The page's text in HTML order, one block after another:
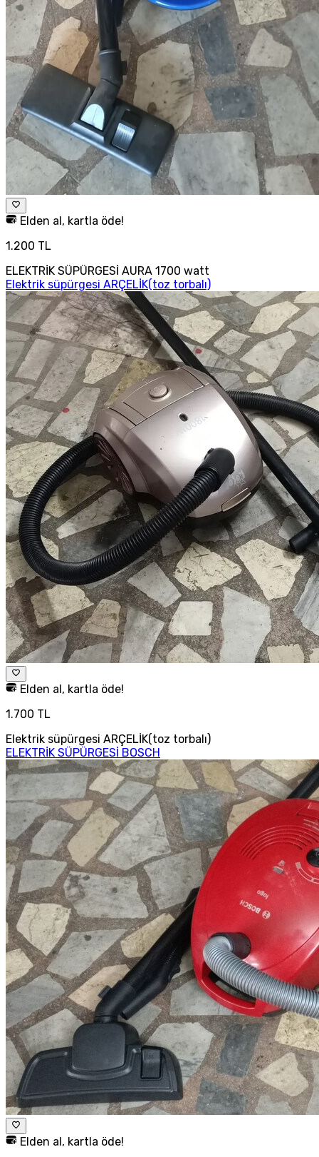
Elden al, kartla öde!
1.200 TL
ELEKTRİK SÜPÜRGESİ AURA 1700 watt
Elektrik süpürgesi ARÇELİK(toz torbalı)
Elden al, kartla öde!
1.700 TL
Elektrik süpürgesi ARÇELİK(toz torbalı)
ELEKTRİK SÜPÜRGESİ BOSCH
Elden al, kartla öde!